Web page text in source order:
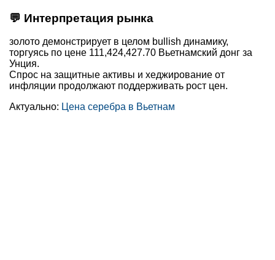
💬 Интерпретация рынка
золото демонстрирует в целом bullish динамику,
торгуясь по цене 111,424,427.70 Вьетнамский донг за
Унция.
Спрос на защитные активы и хеджирование от
инфляции продолжают поддерживать рост цен.
Актуально: Цена серебра в Вьетнам